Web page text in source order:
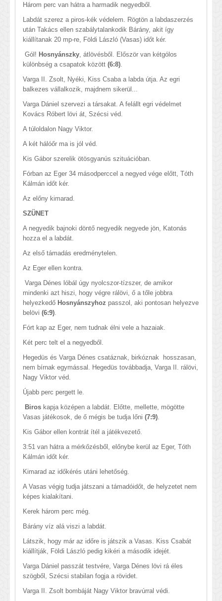
Három perc van hátra a harmadik negyedből.
Labdát szerez a piros-kék védelem. Rögtön a labdaszerzés
után Takács ellen szabálytalankodik Bárány, akit így
kiállítanak 20 mp-re, Földi László (Vasas) időt kér.
Gól! Hosnyánszky , átlövésből. Először van kétgólos
különbség a csapatok között (6:8)
Varga II. Zsolt, Nyéki, Kiss Csaba a labda útja. Az egri
balkezes vállalkozik, majdnem sikerül...
Varga Dániel szervezi a társakat. A felállt egri védelmet
Kovács Róbert lövi át, Szécsi véd.
A túloldalon Nagy Viktor.
A két hálóőr ma is jól véd.
Kis Gábor szerelik ötösgyanús szituációban.
Fórban az Eger 34 másodperccel a negyed vége előtt, Tóth
Kálmán időt kér.
Az előny kimarad.
SZÜNET
A negyedik bajnoki döntő negyedik negyede jön, Katonás
hozza el a labdát.
Az első támadás eredménytelen.
Az Eger ellen kontra.
Varga Dénes lóbál úgy nyolcszor-tízszer, de amikor
mindenki azt hiszi, hogy végre rálövi, ő a tőle jobbra
helyezkedő Hosnyánszyhoz passzol, aki pontosan helyezve
belövi (6:9)
Fórt kap az Eger, nem tudnak élni vele a hazaiak.
Két perc telt el a negyedből.
Hegedüs és Varga Dénes csatáznak, birkóznak hosszasan,
nem bírnak egymással. Hegedüs továbbadja, Varga II. rálövi,
Nagy Viktor véd.
Újabb perc pergett le.
Biros kapja középen a labdát. Előtte, mellette, mögötte
Vasas játékosok, de ő mégis be tudja lőni (7:9)
Kis Gábor ellen kontrát ítél a játékvezető.
3:51 van hátra a mérkőzésből, előnybe kerül az Eger, Tóth
Kálmán időt kér.
Kimarad az időkérés utáni lehetőség.
A Vasas végig tudja játszani a támadóidőt, de helyzetet nem
képes kialakítani.
Kerek három perc még.
Bárány víz alá viszi a labdát.
Látszik, hogy már az időre is játszik a Vasas. Kiss Csabát
kiállítják, Földi László pedig kikéri a második idejét.
Varga Dániel passzát testvére, Varga Dénes lövi rá éles
szögből, Szécsi stabilan fogja a rövidet.
Varga II. Zsolt bombáját Nagy Viktor bravúrral védi.